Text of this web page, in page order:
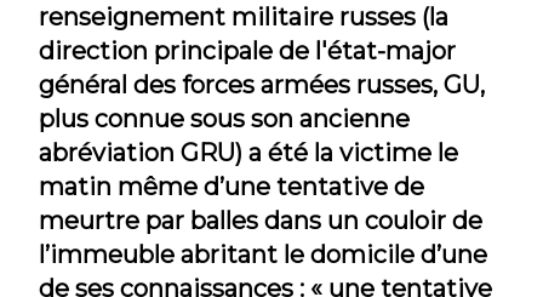
renseignement militaire russes (la
direction principale de l'état-major
général des forces armées russes, GU,
plus connue sous son ancienne
abréviation GRU) a été la victime le
matin même d’une tentative de
meurtre par balles dans un couloir de
l’immeuble abritant le domicile d’une
de ses connaissances : « une tentative